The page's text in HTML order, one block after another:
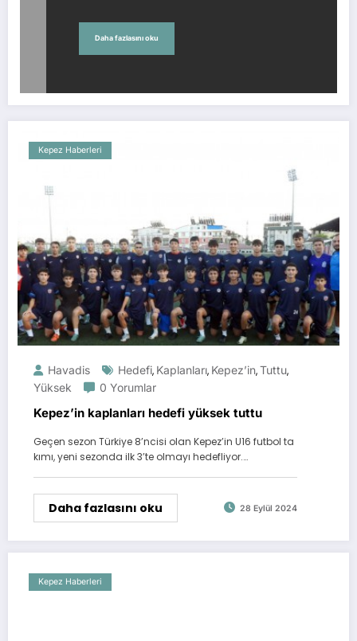
Daha fazlasını oku
Kepez Haberleri
Havadis Hedefi, Kaplanları, Kepez’in,Tuttu,
Yüksek
0 Yorumlar
Kepez’in kaplanları hedefi yüksek tuttu
Geçen sezon Türkiye 8’ncisi olan Kepez’in U16 futbol ta
kımı, yeni sezonda ilk 3’te olmayı hedefliyor.…
Daha fazlasını oku 28 Eylül 2024
Kepez Haberleri